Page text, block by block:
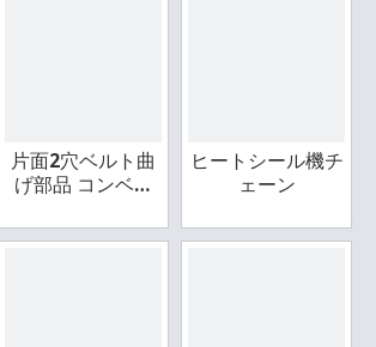
片面2穴ベルト曲
げ部品 コンベヤ
ヒートシール機チ
ェーン